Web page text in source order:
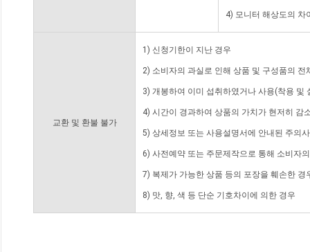
4) 모니터 해상도의 차
교환 및 환불 불가
1) 신청기한이 지난 경우
2) 소비자의 과실로 인해 상품 및 구성품의
3) 개봉하여 이미 섭취하였거나 사용(착용 및
4) 시간이 경과하여 상품의 가치가 현저히 감
5) 상세정보 또는 사용설명서에 안내된 주의
6) 사전예약 또는 주문제작으로 통해 소비자
7) 복제가 가능한 상품 등의 포장을 훼손한 경
8) 맛, 향, 색 등 단순 기호차이에 의한 경우